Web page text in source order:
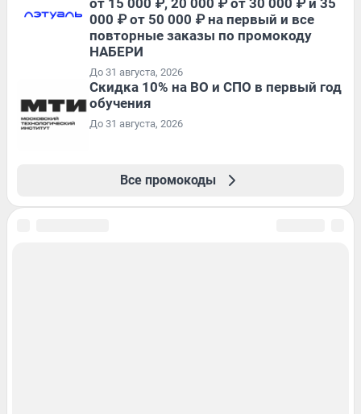
от 15 000 ₽, 20 000 ₽ от 30 000 ₽ и 35
000 ₽ от 50 000 ₽ на первый и все
повторные заказы по промокоду
НАБЕРИ
До 31 августа, 2026
Скидка 10% на ВО и СПО в первый год
обучения
До 31 августа, 2026
Все промокоды